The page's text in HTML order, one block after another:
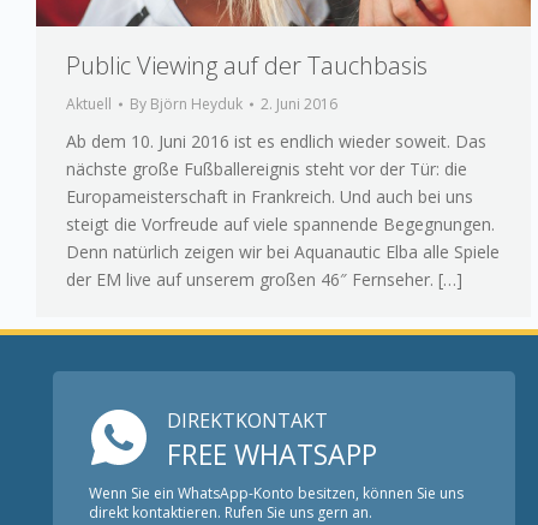
Public Viewing auf der Tauchbasis
Aktuell By Björn Heyduk 2. Juni 2016
Ab dem 10. Juni 2016 ist es endlich wieder soweit. Das
nächste große Fußballereignis steht vor der Tür: die
Europameisterschaft in Frankreich. Und auch bei uns
steigt die Vorfreude auf viele spannende Begegnungen.
Denn natürlich zeigen wir bei Aquanautic Elba alle Spiele
der EM live auf unserem großen 46″ Fernseher. […]
DIREKTKONTAKT
FREE WHATSAPP
Wenn Sie ein WhatsApp-Konto besitzen, können Sie uns
direkt kontaktieren. Rufen Sie uns gern an.